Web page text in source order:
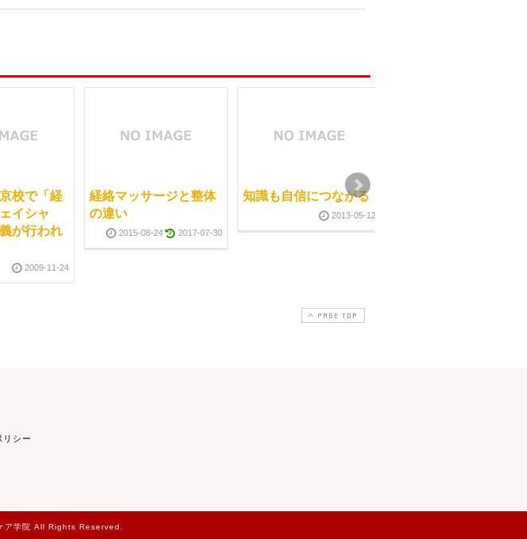
校で「経
イシャ
が行われ
2009-11-24
経絡マッサージと整体
の違い
2015-08-24 2017-07-30
知識も自信につながる
2013-05-12
PAGE TOP
リシー
学院 All Rights Reserved.